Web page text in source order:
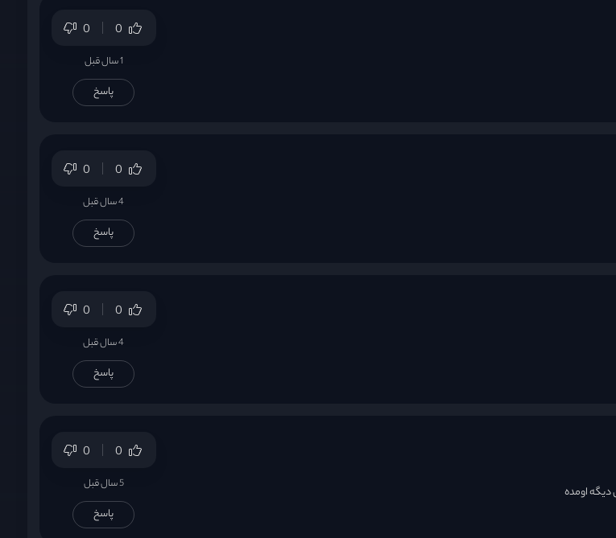
0 0
1 سال قبل
پاسخ
0 0
4 سال قبل
پاسخ
0 0
4 سال قبل
پاسخ
0 0
5 سال قبل
پاسخ